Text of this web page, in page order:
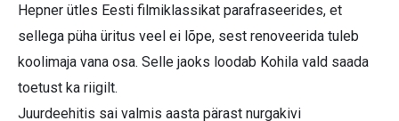
Hepner ütles Eesti filmiklassikat parafraseerides, et
sellega püha üritus veel ei lõpe, sest renoveerida tuleb
koolimaja vana osa. Selle jaoks loodab Kohila vald saada
toetust ka riigilt.
Juurdeehitis sai valmis aasta pärast nurgakivi